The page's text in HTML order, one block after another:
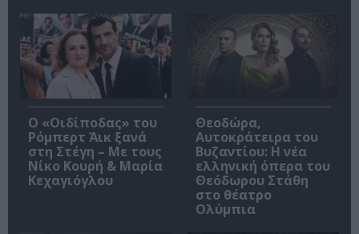
O «Οιδίποδας» του
Ρόμπερτ Άικ ξανά
στη Στέγη – Με τους
Νίκο Κουρή & Μαρία
Κεχαγιόγλου
Θεοδώρα,
Αυτοκράτειρα του
Βυζαντίου: Η νέα
ελληνική όπερα του
Θεόδωρου Στάθη
στο θέατρο
Ολύμπια